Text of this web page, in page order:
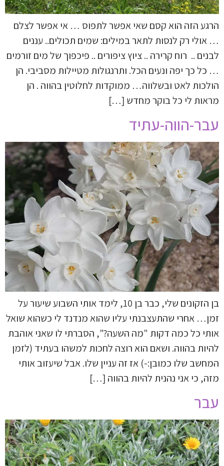
הרגע הזה הוא קסם שאי אפשר לתפוס … אי אפשר לצלם
… אולי רק לנסות לתאר במילים: שמים תכולים.. עננים
לבנים .. רוח קרירה .. ציוץ ציפורים .. פיכפוך של מים זורמים
… כל כך יפה ונעים הכל. ותרנגולות מטיילות מסביבי. הן
הולכות לאט ובשלווה… ממוקדות לחלוטין בהווה . הן
מראות לי כל בוקר מחדש […]
עבר-הווה-עתיד
בן הזקונים שלי, כבר בן 10, לימד אותי השבוע שיעור על
זמן… אחרי שהתעצבנתי עליו שהוא מנדנד לי כשהוא שואל
אותי כל כמה דקות "מה השעה?", הסברתי לו שאני אוהבת
להיות בהווה. ושאם הוא רוצה לחכות למשהו בעתיד (לזמן
המחשב שלו כמובן:-) אז זה עניין שלו. אבל שיעזוב אותי
מזה, כי אני נהנית להיות בהווה […]
עבר